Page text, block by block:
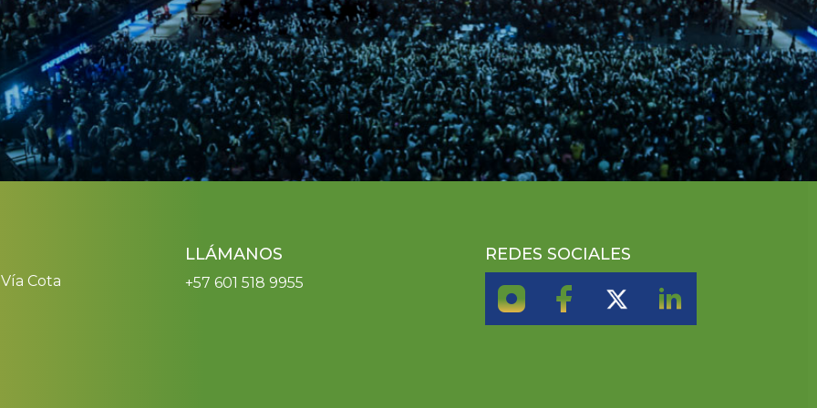
Cota
LLÁMANOS
+57 601 518 9955
REDES SOCIALES